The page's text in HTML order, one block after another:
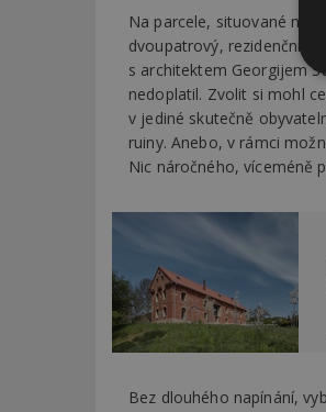
Na parcele, situované na
dvoupatrový, rezidenční a
s architektem Georgijem
nedoplatil. Zvolit si mohl
v jediné skutečně
ruiny. Anebo, v rámci
Nic náročného, víceméně
Bez dlouhého napínání,